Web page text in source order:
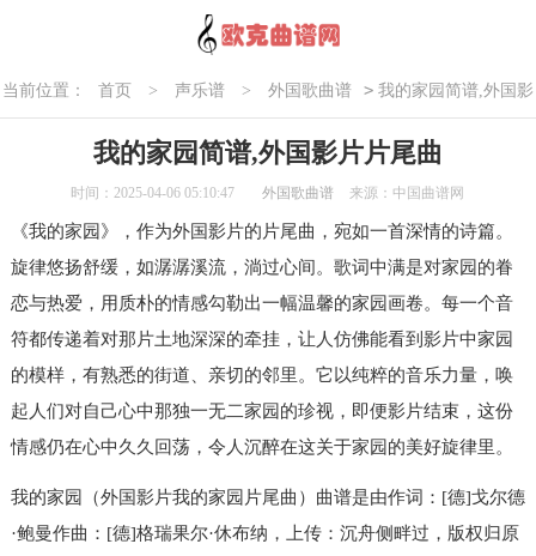
当前位置： 首页 > 声乐谱 > 外国歌曲谱 > 我的家园简谱,外国影
我的家园简谱,外国影片片尾曲
时间：2025-04-06 05:10:47 外国歌曲谱 来源：中国曲谱网
《我的家园》，作为外国影片的片尾曲，宛如一首深情的诗篇。
旋律悠扬舒缓，如潺潺溪流，淌过心间。歌词中满是对家园的眷
恋与热爱，用质朴的情感勾勒出一幅温馨的家园画卷。每一个音
符都传递着对那片土地深深的牵挂，让人仿佛能看到影片中家园
的模样，有熟悉的街道、亲切的邻里。它以纯粹的音乐力量，唤
起人们对自己心中那独一无二家园的珍视，即便影片结束，这份
情感仍在心中久久回荡，令人沉醉在这关于家园的美好旋律里。
我的家园（外国影片我的家园片尾曲）曲谱是由作词：[德]戈尔德
·鲍曼作曲：[德]格瑞果尔·休布纳，上传：沉舟侧畔过，版权归原